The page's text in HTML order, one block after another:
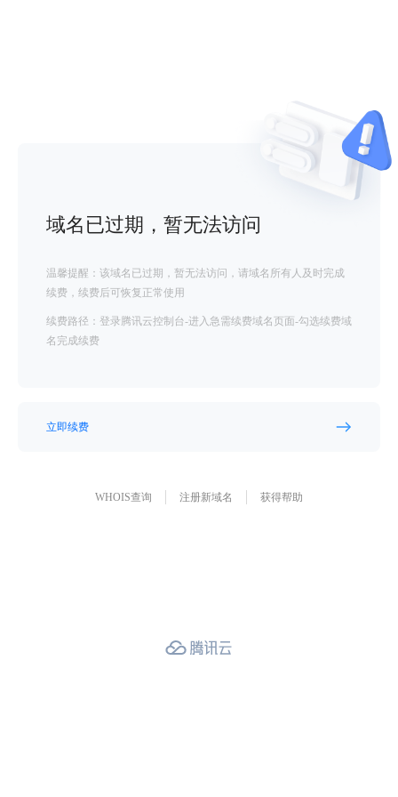
域名已过期，暂无法访问
温馨提醒：该域名已过期，暂无法访问，请域名所有人及时完成
续费，续费后可恢复正常使用
续费路径：登录腾讯云控制台-进入急需续费域名页面-勾选续费域
名完成续费
立即续费
WHOIS查询 注册新域名 获得帮助